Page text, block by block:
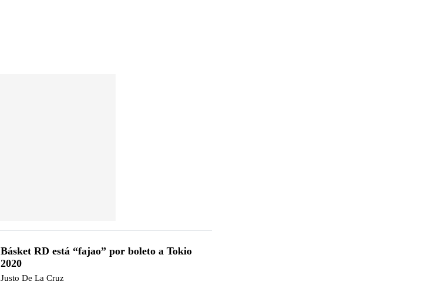
Básket RD está “fajao” por boleto a Tokio
2020
Justo De La Cruz